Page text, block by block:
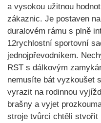
a vysokou užitnou
zákaznic. Je postaven
duralovém rámu s plně
12rychlostní sportovní
jednojpřevodníkem.
RST s dálkovým
nemusíte bát vyzkoušet
vyrazit na rodinnou
brašny a vyjet
stroje tvůrci chtěli stvořit